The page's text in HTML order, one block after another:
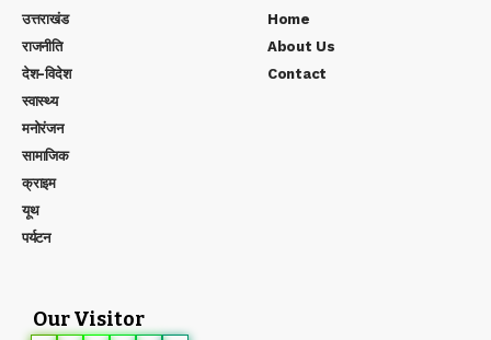
उत्तराखंड
राजनीति
देश-विदेश
स्वास्थ्य
मनोरंजन
सामाजिक
क्राइम
यूथ
पर्यटन
Home
About Us
Contact
Our Visitor